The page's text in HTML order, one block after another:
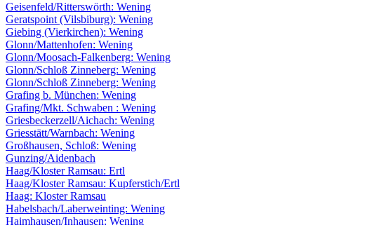
Geisenfeld/Ritterswörth: Wening
Geratspoint (Vilsbiburg): Wening
Giebing (Vierkirchen): Wening
Glonn/Mattenhofen: Wening
Glonn/Moosach-Falkenberg: Wening
Glonn/Schloß Zinneberg: Wening
Glonn/Schloß Zinneberg: Wening
Grafing b. München: Wening
Grafing/Mkt. Schwaben : Wening
Griesbeckerzell/Aichach: Wening
Griesstätt/Warnbach: Wening
Großhausen, Schloß: Wening
Gunzing/Aidenbach
Haag/Kloster Ramsau: Ertl
Haag/Kloster Ramsau: Kupferstich/Ertl
Haag: Kloster Ramsau
Habelsbach/Laberweinting: Wening
Haimhausen/Inhausen: Wening